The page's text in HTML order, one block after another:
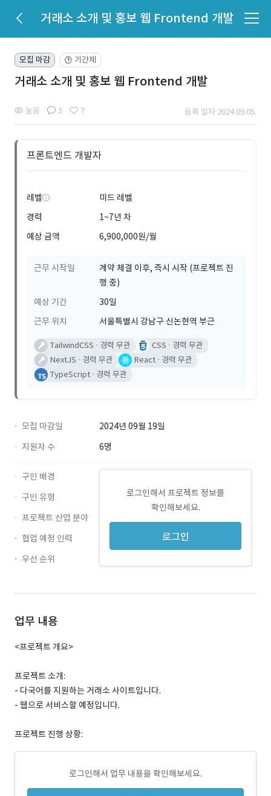
거래소 소개 및 홍보 웹 Frontend 개발
모집 마감 🕒 기간제
거래소 소개 및 홍보 웹 Frontend 개발
높음 3 7 등록 일자 2024.09.05.
프론트엔드 개발자
레벨
미드 레벨
경력
1~7년 차
예상 금액
6,900,000원/월
근무 시작일
계약 체결 이후, 즉시 시작 (프로젝트 진
행 중)
예상 기간
30일
근무 위치
서울특별시 강남구 신논현역 부근
TailwindCSS 경력 무관 CSS
경력 무관
NextJS
경력 무관 React
경력 무관
TypeScript
경력 무관
모집 마감일
2024년 09월 19일
지원자 수
6명
로그인해서 프로젝트 정보를
확인해보세요.
로그인
구인 배경
구인 유형
프로젝트 산업 분야
협업 예정 인력
우선 순위
업무 내용
<프로젝트 개요>
프로젝트 소개:
- 다국어를 지원하는 거래소 사이트입니다.
- 웹으로 서비스할 예정입니다.
프로젝트 진행 상황:
로그인해서 업무 내용을 확인해보세요.